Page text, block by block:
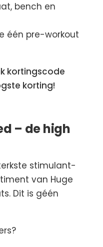
bench en
één pre-workout
kortingscode
korting!
– de high
stimulant-
van Huge
Dit is géén